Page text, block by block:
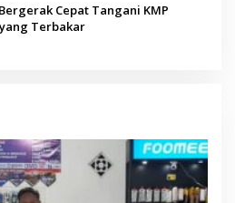
Cepat Tangani KMP
Terbakar